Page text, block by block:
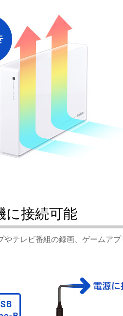
に接続可能
テレビ番組の録画、ゲームア